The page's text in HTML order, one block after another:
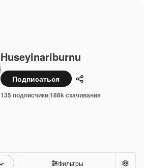
Huseyinariburnu
Подписаться Поделиться
135 подписчики|186k скачивания
Фильтры